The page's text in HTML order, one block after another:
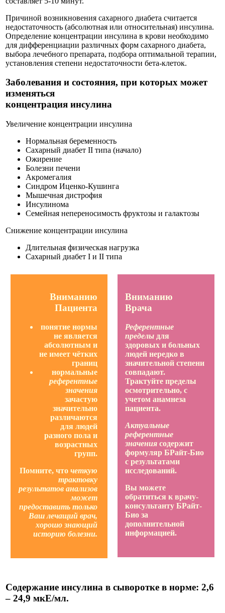
Причиной возникновения сахарного диабета считается
недостаточность (абсолютная или относительная) инсулина.
Определение концентрации инсулина в крови необходимо
для дифференциации различных форм сахарного диабета,
выбора лечебного препарата, подбора оптимальной терапии,
установления степени недостаточности бета-клеток.
Заболевания и состояния, при которых может
изменяться
концентрация инсулина
Увеличение концентрации инсулина
Нормальная беременность
Сахарный диабет II типа (начало)
Ожирение
Болезни печени
Акромегалия
Синдром Иценко-Кушинга
Мышечная дистрофия
Инсулинома
Семейная непереносимость фруктозы и галактозы
Снижение концентрации инсулина
Длительная физическая нагрузка
Сахарный диабет I и II типа
Вниманию
Пациента
понятие нормы
не является
абсолютным и
не имеет чётких
границ
нормальные
референтные
значения
зачастую
значительно
различаются
для людей
разного пола и
возрастных
групп.
Помните, что четкую
трактовку
результатов анализов
может
предоставить только
Ваш лечащий врач,
хорошо знающий
историю болезни.
Вниманию
Врача
Референтные
пределы для
здоровых и больных
людей нередко в
значительной степени
совпадают.
Трактуйте пределы
осмотрительно, с
учетом анамнеза
пациента.
Актуальные
референтные
значения содержит
формуляр БРайт-Био
с результатами
исследований.
Вы можете
обратиться к врачу-
консультанту БРайт-
Био за
дополнительной
информацией.
Содержание инсулина в сыворотке в норме: 2,6
– 24,9 мкЕ/мл.